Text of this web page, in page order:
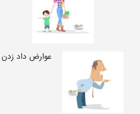
عوارض داد